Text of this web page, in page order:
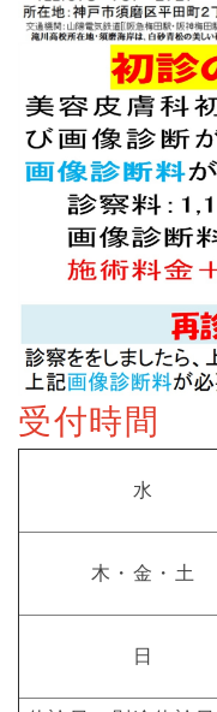
受付時間
水
木・金・土
日